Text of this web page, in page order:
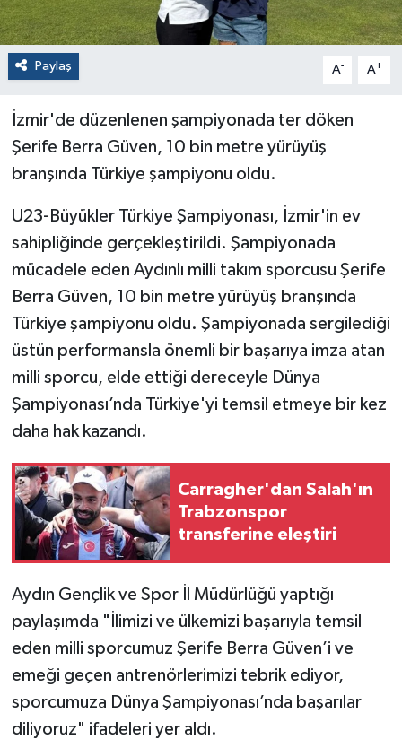
Paylaş A- A+
İzmir'de düzenlenen şampiyonada ter döken
Şerife Berra Güven, 10 bin metre yürüyüş
branşında Türkiye şampiyonu oldu.
U23-Büyükler Türkiye Şampiyonası, İzmir'in ev
sahipliğinde gerçekleştirildi. Şampiyonada
mücadele eden Aydınlı milli takım sporcusu Şerife
Berra Güven, 10 bin metre yürüyüş branşında
Türkiye şampiyonu oldu. Şampiyonada sergilediği
üstün performansla önemli bir başarıya imza atan
milli sporcu, elde ettiği dereceyle Dünya
Şampiyonası’nda Türkiye'yi temsil etmeye bir kez
daha hak kazandı.
Carragher'dan Salah'ın
Trabzonspor
transferine eleştiri
Aydın Gençlik ve Spor İl Müdürlüğü yaptığı
paylaşımda "İlimizi ve ülkemizi başarıyla temsil
eden milli sporcumuz Şerife Berra Güven’i ve
emeği geçen antrenörlerimizi tebrik ediyor,
sporcumuza Dünya Şampiyonası’nda başarılar
diliyoruz" ifadeleri yer aldı.